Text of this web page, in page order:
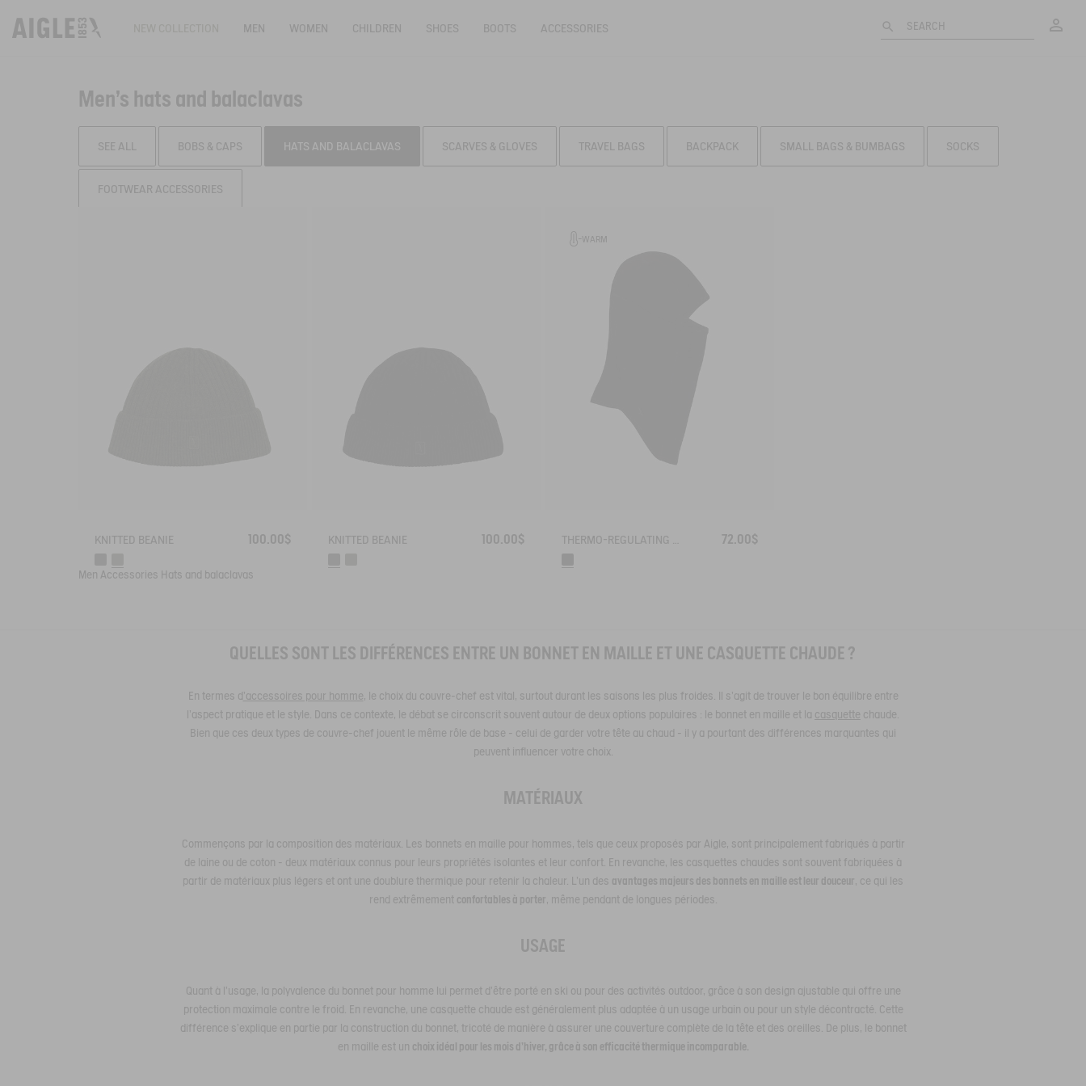
MEN WOMEN CHILDREN SHOES BOOTS ACCESSORIES SEARCH
Men's hats and balaclavas
SEE ALL BOBS & CAPS HATS AND BALACLAVAS SCARVES & GLOVES TRAVEL BAGS BACKPACK SMALL BAGS & BUMBAGS SOCKS
FOOTWEAR ACCESSORIES
KNITTED BEANIE 100.00$ KNITTED BEANIE 100.00$
WARM
72.00$
Men Accessories Hats and balaclavas
QUELLES SONT LES DIFFÉRENCES ENTRE UN BONNET EN MAILLE ET UNE CASQUETTE CHAUDE ?
En termes d ’accessoires pour homme, le choix du couvre-chef est vital, surtout durant les saisons les plus froides. Il s'agit de trouver le bon équilibre entre
l'aspect pratique et le style. Dans ce contexte, le débat se circonscrit souvent autour de deux options populaires : le bonnet en maille et la casquette chaude.
Bien que ces deux types de couvre-chef jouent le même rôle de base - celui de garder votre tête au chaud - il y a pourtant des différences marquantes qui
peuvent influencer votre choix.
MATÉRIAUX
Commençons par la composition des matériaux. Les bonnets en maille pour hommes, tels que ceux proposés par Aigle, sont principalement fabriqués à partir
de laine ou de coton - deux matériaux connus pour leurs propriétés isolantes et leur confort. En revanche, les casquettes chaudes sont souvent fabriquées à
partir de matériaux plus légers et ont une doublure thermique pour retenir la chaleur. L'un des avantages majeurs des bonnets en maille est leur douceur , ce qui les
rend extrêmement confortables à porter , même pendant de longues périodes.
USAGE
Quant à l'usage, la polyvalence du bonnet pour homme lui permet d'être porté en ski ou pour des activités outdoor, grâce à son design ajustable qui offre une
protection maximale contre le froid. En revanche, une casquette chaude est généralement plus adaptée à un usage urbain ou pour un style décontracté. Cette
différence s'explique en partie par la construction du bonnet, tricoté de manière à assurer une couverture complète de la tête et des oreilles. De plus, le bonnet
en maille est un choix idéal pour les mois d'hiver, grâce à son efficacité thermique incomparable.